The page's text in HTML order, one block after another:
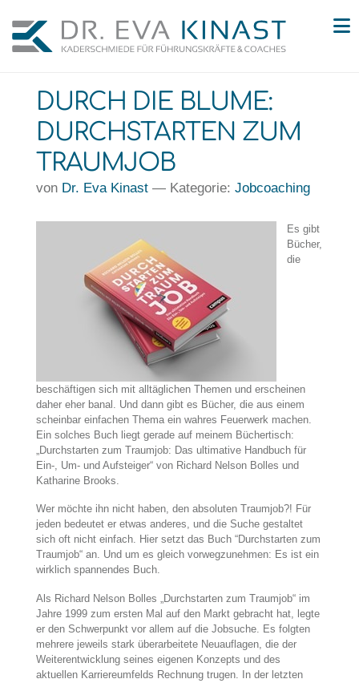
DURCH DIE BLUME:
DURCHSTARTEN ZUM
TRAUMJOB
von Dr. Eva Kinast— Kategorie: Jobcoaching
Es gibt
Bücher,
die
beschäftigen sich mit alltäglichen Themen und erscheinen
daher eher banal. Und dann gibt es Bücher, die aus einem
scheinbar einfachen Thema ein wahres Feuerwerk machen.
Ein solches Buch liegt gerade auf meinem Büchertisch:
„Durchstarten zum Traumjob: Das ultimative Handbuch für
Ein-, Um- und Aufsteiger“ von Richard Nelson Bolles und
Katharine Brooks.
Wer möchte ihn nicht haben, den absoluten Traumjob?! Für
jeden bedeutet er etwas anderes, und die Suche gestaltet
sich oft nicht einfach. Hier setzt das Buch “Durchstarten zum
Traumjob“ an. Und um es gleich vorwegzunehmen: Es ist ein
wirklich spannendes Buch.
Als Richard Nelson Bolles „Durchstarten zum Traumjob“ im
Jahre 1999 zum ersten Mal auf den Markt gebracht hat, legte
er den Schwerpunkt vor allem auf die Jobsuche. Es folgten
mehrere jeweils stark überarbeitete Neuauflagen, die der
Weiterentwicklung seines eigenen Konzepts und des
aktuellen Karriereumfelds Rechnung trugen. In der letzten